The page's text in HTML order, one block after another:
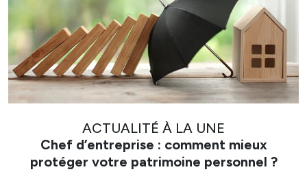
ACTUALITÉ À LA UNE
Chef d’entreprise : comment mieux
protéger votre patrimoine personnel ?